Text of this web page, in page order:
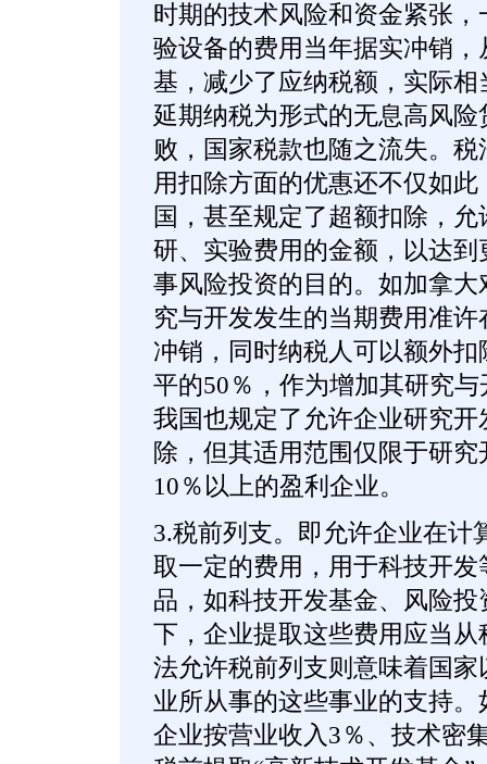
时期的技术风险和资金紧张
验设备的费用当年据实冲销
基，减少了应纳税额，实际
延期纳税为形式的无息高风
败，国家税款也随之流失。
用扣除方面的优惠还不仅如
国，甚至规定了超额扣除，
研、实验费用的金额，以达
事风险投资的目的。如加拿
究与开发发生的当期费用准
冲销，同时纳税人可以额外
平的50％，作为增加其研究
我国也规定了允许企业研究开
除，但其适用范围仅限于研
10％以上的盈利企业。
3.税前列支。即允许企业在计
取一定的费用，用于科技开
品，如科技开发基金、风险
下，企业提取这些费用应当
法允许税前列支则意味着国
业所从事的这些事业的支持
企业按营业收入3％、技术密